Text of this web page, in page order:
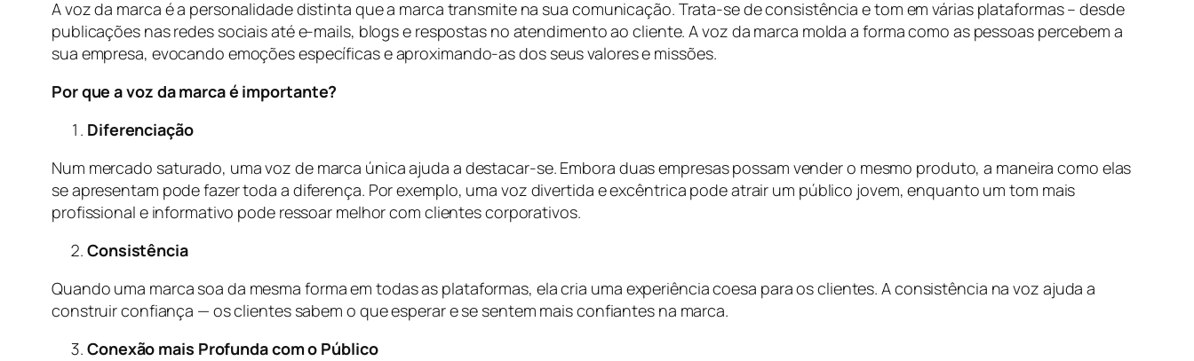
A voz da marca é a personalidade distinta que a marca transmite na sua comunicação. Trata-se de consistência e tom em várias plataformas – desde
publicações nas redes sociais até e-mails, blogs e respostas no atendimento ao cliente. A voz da marca molda a forma como as pessoas percebem a
sua empresa, evocando emoções específicas e aproximando-as dos seus valores e missões.
Por que a voz da marca é importante?
Diferenciação
Num mercado saturado, uma voz de marca única ajuda a destacar-se. Embora duas empresas possam vender o mesmo produto, a maneira como elas
se apresentam pode fazer toda a diferença. Por exemplo, uma voz divertida e excêntrica pode atrair um público jovem, enquanto um tom mais
profissional e informativo pode ressoar melhor com clientes corporativos.
Consistência
Quando uma marca soa da mesma forma em todas as plataformas, ela cria uma experiência coesa para os clientes. A consistência na voz ajuda a
construir confiança — os clientes sabem o que esperar e se sentem mais confiantes na marca.
Conexão mais Profunda com o Público